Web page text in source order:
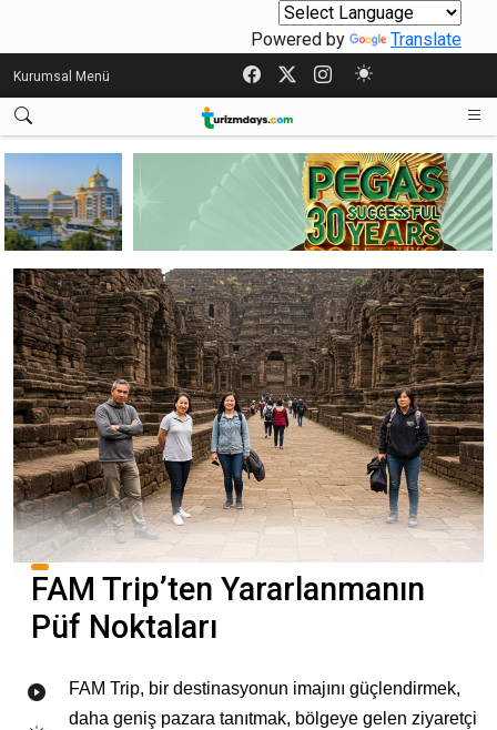
Powered by Translate
Kurumsal Menü
FAM Trip’ten Yararlanmanın
Püf Noktaları
FAM Trip, bir destinasyonun imajını güçlendirmek,
daha geniş pazara tanıtmak, bölgeye gelen ziyaretçi